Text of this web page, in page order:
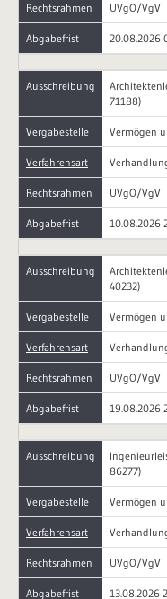
Rechtsrahmen UVgO/VgV
Abgabefrist 20.08.2026
Ausschreibung
71188)
Vergabestelle Vermögen
Verfahrensart
Rechtsrahmen UVgO/VgV
Abgabefrist 10.08.2026
Ausschreibung
40232)
Vergabestelle Vermögen
Verfahrensart
Rechtsrahmen UVgO/VgV
Abgabefrist 19.08.2026
Ausschreibung
86277)
Vergabestelle Vermögen
Verfahrensart
Rechtsrahmen UVgO/VgV
Abgabefrist 13.08.2026